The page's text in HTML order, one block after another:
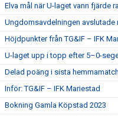
Elva mål när U-laget vann fjärde
Ungdomsavdelningen avslutade
Höjdpunkter från TG&IF – IFK
U-laget upp i topp efter 5–0-
Delad poäng i sista
Inför: TG&IF – IFK Mariestad
Bokning Gamla Köpstad 2023